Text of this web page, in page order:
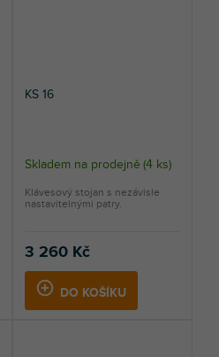
KS 16
Skladem na prodejně (4 ks)
3 260 Kč
DO KOŠÍKU
Klávesový stojan s nezávisle
nastavitelnými patry.